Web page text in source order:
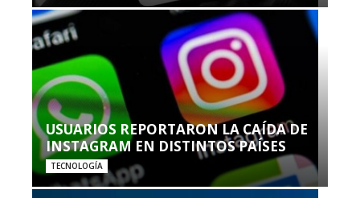
USUARIOS REPORTARON LA CAÍDA DE
INSTAGRAM EN DISTINTOS PAÍSES
TECNOLOGÍA